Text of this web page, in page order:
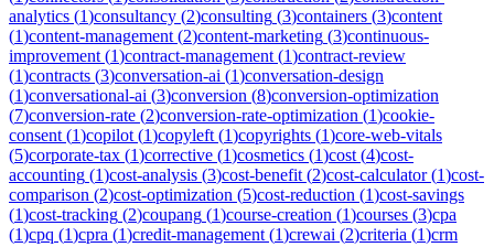
analytics (1)consultancy (2)consulting (3)containers (3)content
(1)content-management (2)content-marketing (3)continuous-
improvement (1)contract-management (1)contract-review
(1)contracts (3)conversation-ai (1)conversation-design
(1)conversational-ai (3)conversion (8)conversion-optimization
(7)conversion-rate (2)conversion-rate-optimization (1)cookie-
consent (1)copilot (1)copyleft (1)copyrights (1)core-web-vitals
(5)corporate-tax (1)corrective (1)cosmetics (1)cost (4)cost-
accounting (1)cost-analysis (3)cost-benefit (2)cost-calculator(1)cost-
comparison (2)cost-optimization (5)cost-reduction (1)cost-savings
(1)cost-tracking (2)coupang (1)course-creation (1)courses (3)cpa
(1)cpq (1)cpra (1)credit-management (1)crewai (2)criteria (1)crm